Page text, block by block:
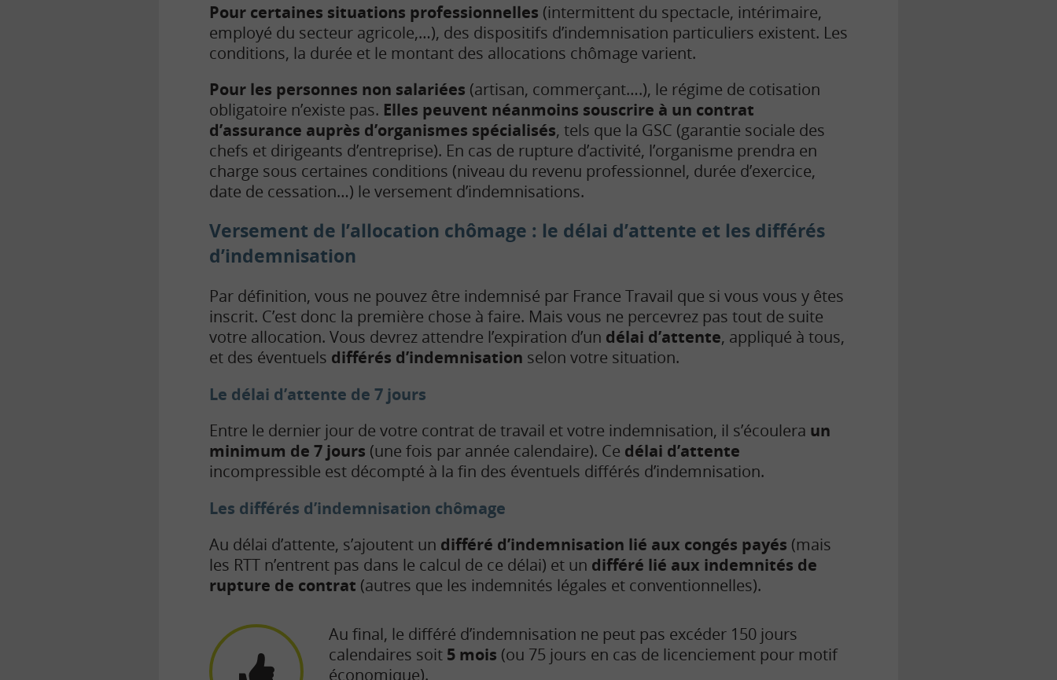
Pour certaines situations professionnelles (intermittent du spectacle, intérimaire,
employé du secteur agricole,…), des dispositifs d’indemnisation particuliers existent. Les
conditions, la durée et le montant des allocations chômage varient.
Pour les personnes non salariées (artisan, commerçant….), le régime de cotisation
obligatoire n’existe pas. Elles peuvent néanmoins souscrire à un contrat
d’assurance auprès d’organismes spécialisés, tels que la GSC (garantie sociale des
chefs et dirigeants d’entreprise). En cas de rupture d’activité, l’organisme prendra en
charge sous certaines conditions (niveau du revenu professionnel, durée d’exercice,
date de cessation…) le versement d’indemnisations.
Versement de l’allocation chômage : le délai d’attente et les différés
d’indemnisation
Par définition, vous ne pouvez être indemnisé par France Travail que si vous vous y êtes
inscrit. C’est donc la première chose à faire. Mais vous ne percevrez pas tout de suite
votre allocation. Vous devrez attendre l’expiration d’un délai d’attente, appliqué à tous,
et des éventuels différés d’indemnisation selon votre situation.
Le délai d’attente de 7 jours
Entre le dernier jour de votre contrat de travail et votre indemnisation, il s’écoulera un
minimum de 7 jours (une fois par année calendaire). Ce délai d’attente
incompressible est décompté à la fin des éventuels différés d’indemnisation.
Les différés d’indemnisation chômage
Au délai d’attente, s’ajoutent un différé d’indemnisation lié aux congés payés (mais
les RTT n’entrent pas dans le calcul de ce délai) et un différé lié aux indemnités de
rupture de contrat (autres que les indemnités légales et conventionnelles).
Au final, le différé d’indemnisation ne peut pas excéder 150 jours
calendaires soit 5 mois (ou 75 jours en cas de licenciement pour motif
économique).